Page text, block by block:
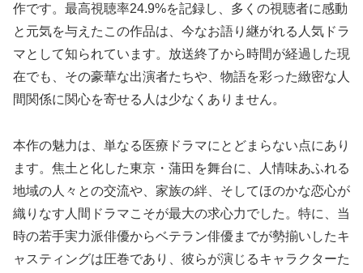
作です。最高視聴率24.9%を記録し、多くの視聴者に感動
と元気を与えたこの作品は、今なお語り継がれる人気ドラ
マとして知られています。放送終了から時間が経過した現
在でも、その豪華な出演者たちや、物語を彩った緻密な人
間関係に関心を寄せる人は少なくありません。
本作の魅力は、単なる医療ドラマにとどまらない点にあり
ます。焦土と化した東京・蒲田を舞台に、人情味あふれる
地域の人々との交流や、家族の絆、そしてほのかな恋心が
織りなす人間ドラマこそが最大の求心力でした。特に、当
時の若手実力派俳優からベテラン俳優までが勢揃いしたキ
ャスティングは圧巻であり、彼らが演じるキャラクターた